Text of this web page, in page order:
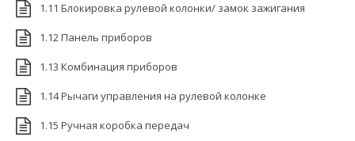
1.11 Блокировка рулевой колонки/ замок зажигания
1.12 Панель приборов
1.13 Комбинация приборов
1.14 Рычаги управления на рулевой колонке
1.15 Ручная коробка передач